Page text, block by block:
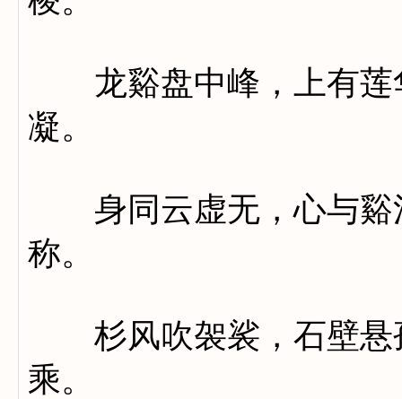
龙谿盘中峰，上有莲
凝。
身同云虚无，心与谿
称。
杉风吹袈裟，石壁悬
乘。